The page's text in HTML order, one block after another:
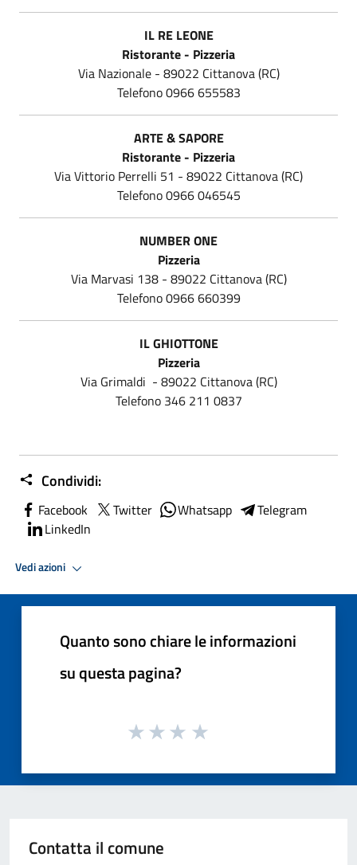
IL RE LEONE
Ristorante - Pizzeria
Via Nazionale - 89022 Cittanova (RC)
Telefono0966 655583
ARTE & SAPORE
Ristorante - Pizzeria
Via Vittorio Perrelli 51 - 89022 Cittanova (RC)
Telefono0966 046545
NUMBER ONE
Pizzeria
Via Marvasi 138 - 89022 Cittanova (RC)
Telefono 0966 660399
IL GHIOTTONE
Pizzeria
Via Grimaldi - 89022 Cittanova (RC)
Telefono 346 211 0837
Condividi:
Facebook Twitter Whatsapp
Telegram
LinkedIn
Vedi azioni
Quanto sono chiare le informazioni
su questa pagina?
Contatta il comune